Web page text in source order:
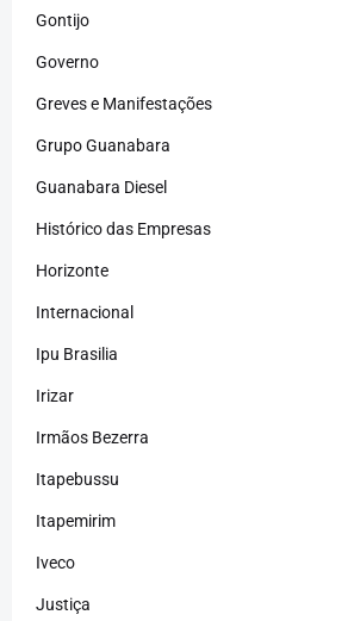
Gontijo
Governo
Greves e Manifestações
Grupo Guanabara
Guanabara Diesel
Histórico das Empresas
Horizonte
Internacional
Ipu Brasilia
Irizar
Irmãos Bezerra
Itapebussu
Itapemirim
Iveco
Justiça